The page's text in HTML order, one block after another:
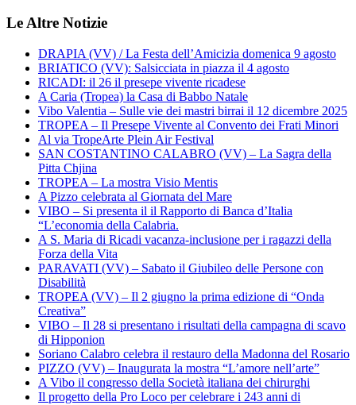
Le Altre Notizie
DRAPIA (VV) / La Festa dell’Amicizia domenica 9 agosto
BRIATICO (VV): Salsicciata in piazza il 4 agosto
RICADI: il 26 il presepe vivente ricadese
A Caria (Tropea) la Casa di Babbo Natale
Vibo Valentia – Sulle vie dei mastri birrai il 12 dicembre 2025
TROPEA – Il Presepe Vivente al Convento dei Frati Minori
Al via TropeArte Plein Air Festival
SAN COSTANTINO CALABRO (VV) – La Sagra della
Pitta Chjina
TROPEA – La mostra Visio Mentis
A Pizzo celebrata al Giornata del Mare
VIBO – Si presenta il il Rapporto di Banca d’Italia
“L’economia della Calabria.
A S. Maria di Ricadi vacanza-inclusione per i ragazzi della
Forza della Vita
PARAVATI (VV) – Sabato il Giubileo delle Persone con
Disabilità
TROPEA (VV) – Il 2 giugno la prima edizione di “Onda
Creativa”
VIBO – Il 28 si presentano i risultati della campagna di scavo
di Hipponion
Soriano Calabro celebra il restauro della Madonna del Rosario
PIZZO (VV) – Inaugurata la mostra “L’amore nell’arte”
A Vibo il congresso della Società italiana dei chirurghi
Il progetto della Pro Loco per celebrare i 243 anni di